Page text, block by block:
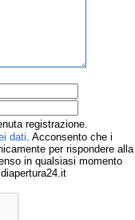
registrazione.
dati. Acconsento che i
per rispondere alla
in qualsiasi momento